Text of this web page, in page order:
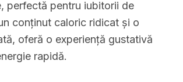
perfectă pentru iubitorii de
conținut caloric ridicat și o
oferă o experiență gustativă
rapidă.